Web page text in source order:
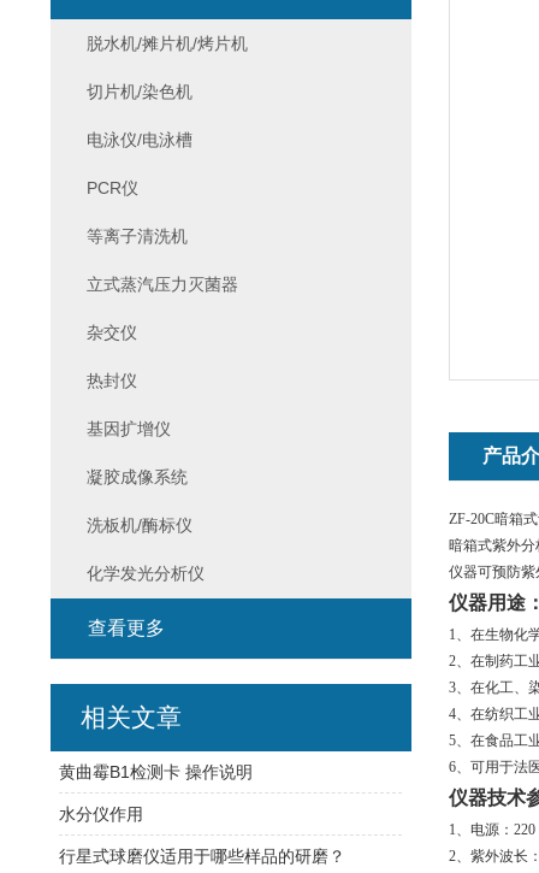
产品
ZF-20C暗箱
暗箱式紫外
仪器可预防
仪器用途
1、在生物化
2、在制药工
3、在化工、
4、在纺织工
5、在食品工
6、可用于法
仪器技术
1、电源：
2、紫外波长
脱水机/摊片机/烤片机
切片机/染色机
电泳仪/电泳槽
PCR仪
等离子清洗机
立式蒸汽压力灭菌器
杂交仪
热封仪
基因扩增仪
凝胶成像系统
洗板机/酶标仪
化学发光分析仪
查看更多
相关文章
黄曲霉B1检测卡 操作说明
水分仪作用
行星式球磨仪适用于哪些样品的研磨？